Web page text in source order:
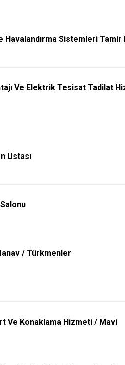
Sistemleri Tamir
Ve Elektrik Tesisat Tadilat
Ustası
/ Türkmenler
Ve Konaklama Hizmeti / Mavi